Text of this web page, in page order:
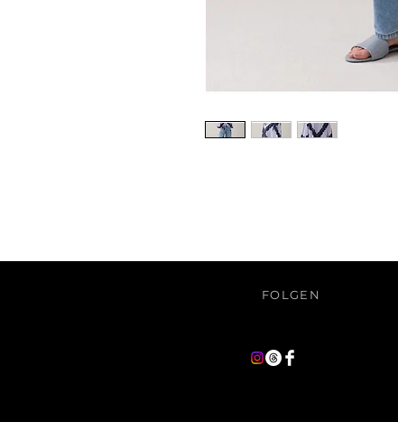
FOLGEN